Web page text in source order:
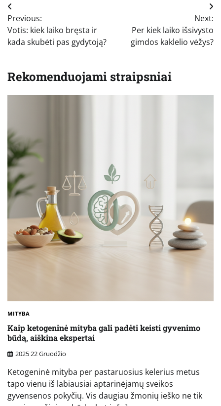
Navigacija
tarp
įrašų
Previous:
Votis: kiek laiko bręsta ir
kada skubėti pas gydytoją?
Next:
Per kiek laiko išsivysto
gimdos kaklelio vėžys?
Rekomenduojami straipsniai
MITYBA
Kaip ketogeninė mityba gali padėti keisti gyvenimo
būdą, aiškina ekspertai
2025 22 Gruodžio
Ketogeninė mityba per pastaruosius kelerius metus
tapo vienu iš labiausiai aptarinėjamų sveikos
gyvensenos pokyčių. Vis daugiau žmonių ieško ne tik